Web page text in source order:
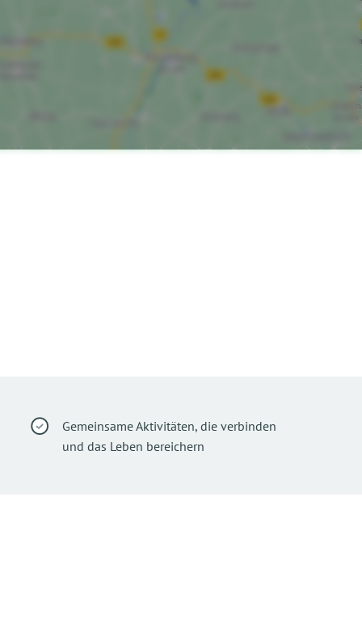
Gemeinsame Aktivitäten, die verbinden
und das Leben bereichern